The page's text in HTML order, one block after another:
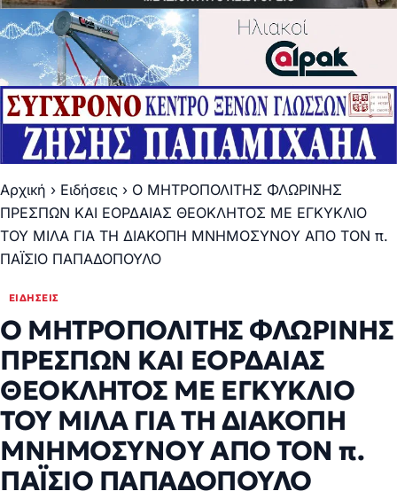
Αρχική › Ειδήσεις › Ο ΜΗΤΡΟΠΟΛΙΤΗΣ ΦΛΩΡΙΝΗΣ
ΠΡΕΣΠΩΝ ΚΑΙ ΕΟΡΔΑΙΑΣ ΘΕΟΚΛΗΤΟΣ ΜΕ ΕΓΚΥΚΛΙΟ
ΤΟΥ ΜΙΛΑ ΓΙΑ ΤΗ ΔΙΑΚΟΠΗ ΜΝΗΜΟΣΥΝΟY ΑΠΟ ΤΟΝ π.
ΠΑΪΣΙΟ ΠΑΠΑΔΟΠΟΥΛΟ
ΕΙΔΉΣΕΙΣ
Ο ΜΗΤΡΟΠΟΛΙΤΗΣ ΦΛΩΡΙΝΗΣ
ΠΡΕΣΠΩΝ ΚΑΙ ΕΟΡΔΑΙΑΣ
ΘΕΟΚΛΗΤΟΣ ΜΕ ΕΓΚΥΚΛΙΟ
ΤΟΥ ΜΙΛΑ ΓΙΑ ΤΗ ΔΙΑΚΟΠΗ
ΜΝΗΜΟΣΥΝΟY ΑΠΟ ΤΟΝ π.
ΠΑΪΣΙΟ ΠΑΠΑΔΟΠΟΥΛΟ